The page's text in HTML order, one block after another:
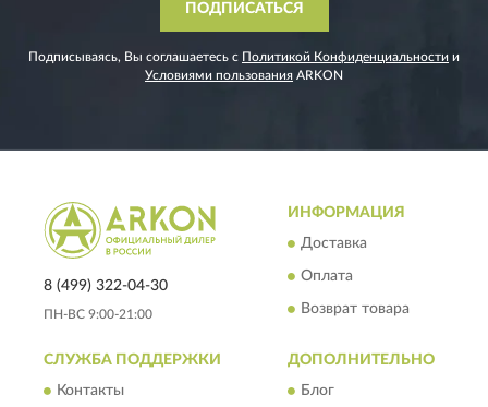
ПОДПИСАТЬСЯ
Подписываясь, Вы соглашаетесь с Политикой Конфиденциальности и
Условиями пользования ARKON
8 (499) 322-04-30
ПН-ВС 9:00-21:00
ИНФОРМАЦИЯ
Доставка
Оплата
Возврат товара
СЛУЖБА ПОДДЕРЖКИ
Контакты
ДОПОЛНИТЕЛЬНО
Блог